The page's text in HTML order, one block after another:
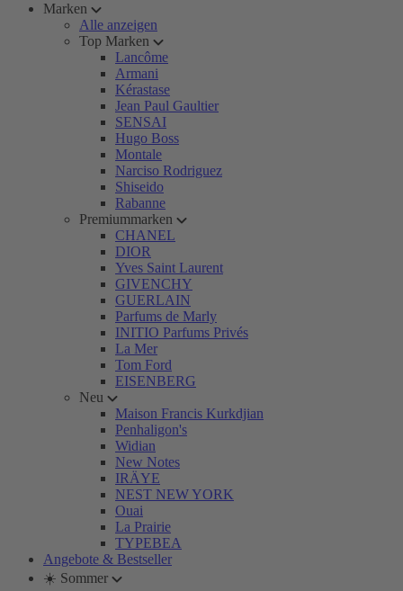
Marken
Alle anzeigen
Top Marken
Lancôme
Armani
Kérastase
Jean Paul Gaultier
SENSAI
Hugo Boss
Montale
Narciso Rodriguez
Shiseido
Rabanne
Premiummarken
CHANEL
DIOR
Yves Saint Laurent
GIVENCHY
GUERLAIN
Parfums de Marly
INITIO Parfums Privés
La Mer
Tom Ford
EISENBERG
Neu
Maison Francis Kurkdjian
Penhaligon's
Widian
New Notes
IRÄYE
NEST NEW YORK
Ouai
La Prairie
TYPEBEA
Angebote & Bestseller
☀️ Sommer